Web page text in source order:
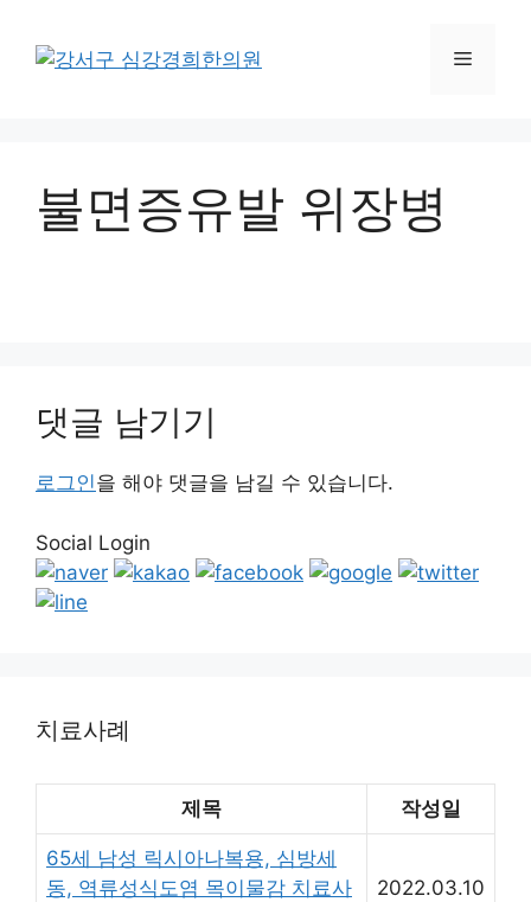
메
불면증유발 위장병
댓글 남기기
로그인을 해야 댓글을 남길 수 있습니다.
Social Login
치료사례
제목 작성일
65세 남성 릭시아나복용, 심방세
동, 역류성식도염 목이물감 치료사
2022.03.10